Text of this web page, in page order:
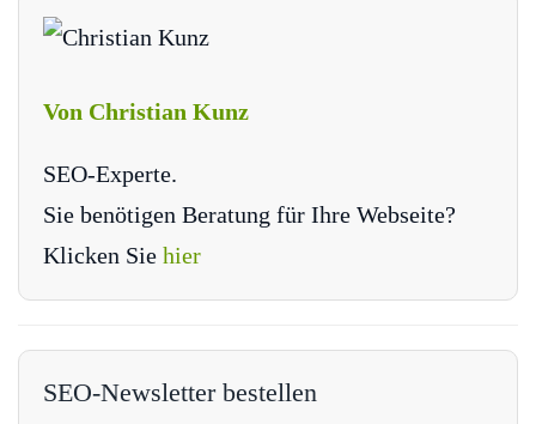
Von Christian Kunz
SEO-Experte.
Sie benötigen Beratung für Ihre Webseite?
Klicken Sie hier
SEO-Newsletter bestellen